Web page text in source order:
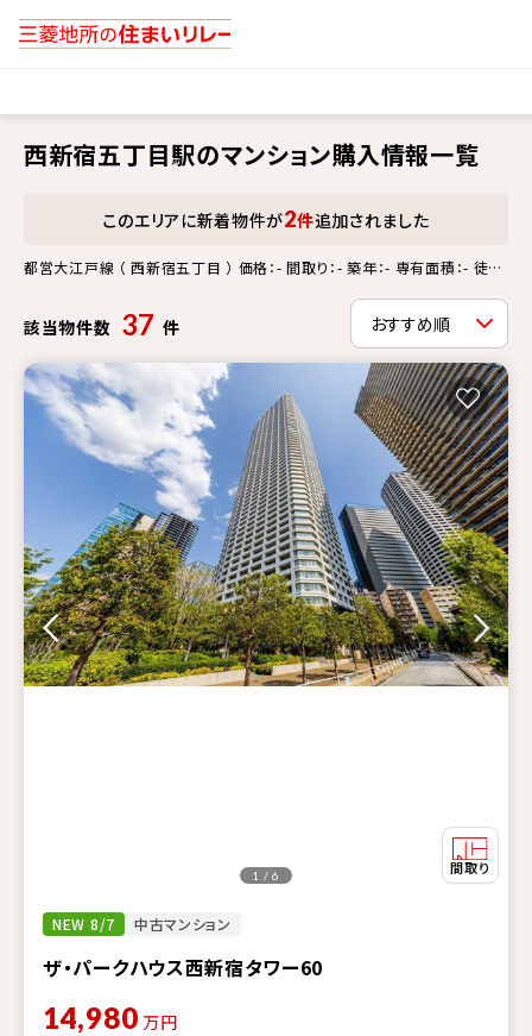
西新宿五丁目駅のマンション購入情報一覧
このエリアに新着物件が2件追加されました
都営大江戸線 （ 西新宿五丁目 ） 価格：- 間取り：- 築年：- 専有面積：- 徒歩
該当物件数 37 件
NEW 8/7 中古マンション
ザ・パークハウス西新宿タワー60
1 / 6
14,980 万円